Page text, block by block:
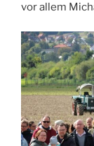
vor allem